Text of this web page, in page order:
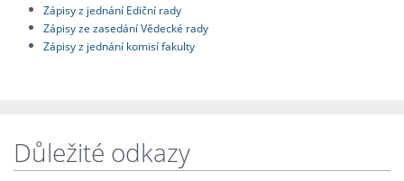
Zápisy z jednání Ediční rady
Zápisy ze zasedání Vědecké rady
Zápisy z jednání komisí fakulty
Důležité odkazy